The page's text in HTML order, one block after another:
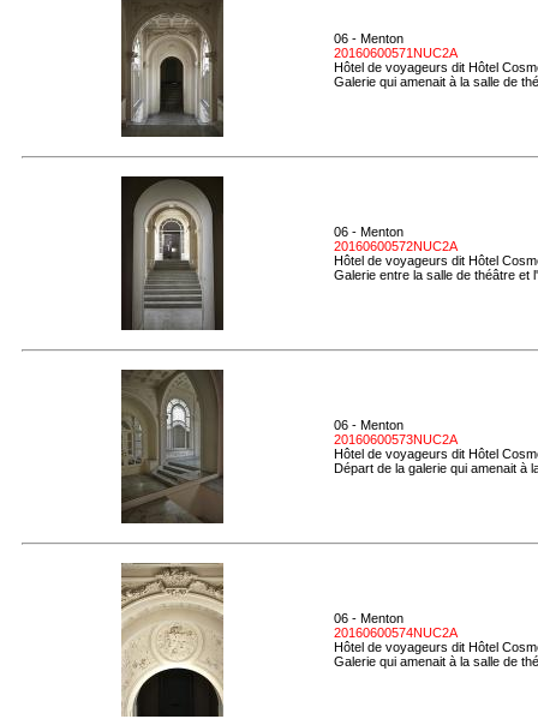
06 - Menton
20160600571NUC2A
Hôtel de voyageurs dit Hôtel
Galerie qui amenait à la salle de
06 - Menton
20160600572NUC2A
Hôtel de voyageurs dit Hôtel
Galerie entre la salle de théâtre et
06 - Menton
20160600573NUC2A
Hôtel de voyageurs dit Hôtel
Départ de la galerie qui amenait à
06 - Menton
20160600574NUC2A
Hôtel de voyageurs dit Hôtel
Galerie qui amenait à la salle de